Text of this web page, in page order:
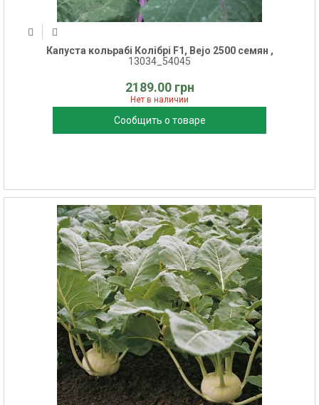
Капуста кольрабі Колібрі F1, Bejo 2500 семян ,
13034_54045
2189.00 грн
Нет в наличии
Сообщить о товаре